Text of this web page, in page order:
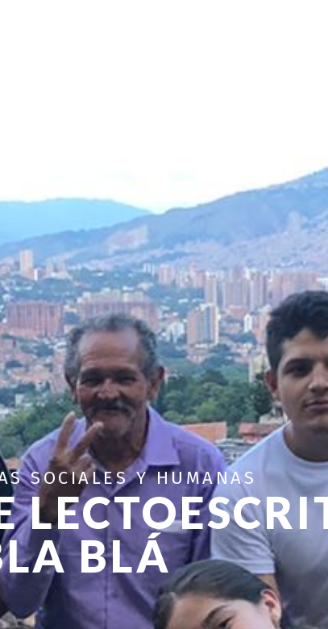
SOCIALES Y HUMANAS
BLÁ